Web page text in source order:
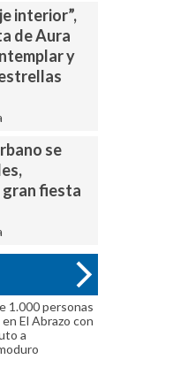
interior”,
de Aura
y
se
gran fiesta
1.000 personas
El Abrazo con
a